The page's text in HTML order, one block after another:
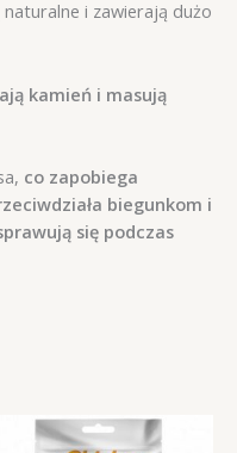
i zawierają dużo
kamień i masują
co zapobiega
biegunkom i
się podczas